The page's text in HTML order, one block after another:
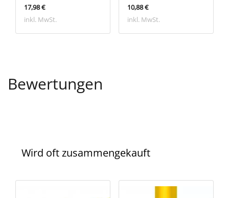
17,98 €
inkl. MwSt.
10,88 €
inkl. MwSt.
Bewertungen
Wird oft zusammengekauft